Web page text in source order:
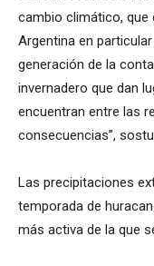
cambio climático, que
Argentina en
generación de la
invernadero que dan
encuentran entre las
consecuencias”,
Las precipitaciones
temporada de
más activa de la que